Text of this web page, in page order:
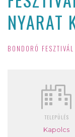
NYARAT
BONDORÓ FESZTIVÁL
TELEPÜLÉS
Kapolcs